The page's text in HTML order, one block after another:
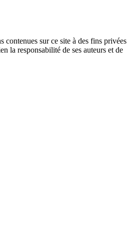
sur ce site à des fins privées
la responsabilité de ses auteurs et de